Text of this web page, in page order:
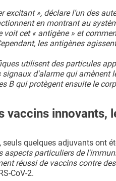
excitant », déclare l’un des
en montrant au
voit cet « antigène » et
les antigènes
utilisent des particules
signaux d'alarme qui amènent
B qui protègent ensuite le
vaccins innovants,
seuls quelques adjuvants ont
aspects particuliers de
réussi de vaccins contre
CoV-2.